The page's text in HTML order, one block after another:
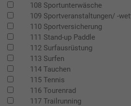
108 Sportunterwäsche
109 Sportveranstaltungen/ -
110 Sportversicherung
111 Stand-up Paddle
112 Surfausrüstung
113 Surfen
114 Tauchen
115 Tennis
116 Tourenrad
117 Trailrunning